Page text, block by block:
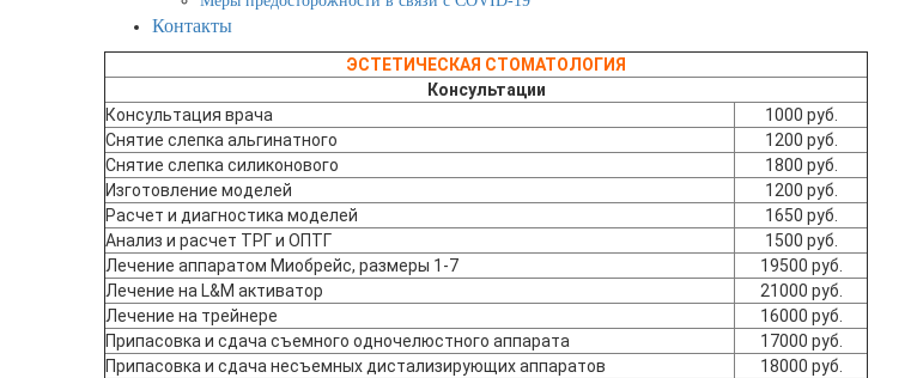
Контакты
ЭСТЕТИЧЕСКАЯ СТОМАТОЛОГИЯ
Консультации
Консультация врача
1000 руб.
Снятие слепка альгинатного
1200 руб.
Снятие слепка силиконового
1800 руб.
Изготовление моделей
1200 руб.
Расчет и диагностика моделей
1650 руб.
Анализ и расчет ТРГ и ОПТГ
1500 руб.
Лечение аппаратом Миобрейс, размеры 1-7
19500 руб.
Лечение на L&M активатор
21000 руб.
Лечение на трейнере
16000 руб.
Припасовка и сдача съемного одночелюстного аппарата
17000 руб.
Припасовка и сдача несъемных дистализирующих аппаратов
18000 руб.